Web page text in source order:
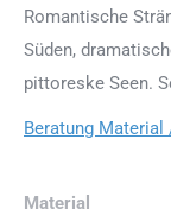
Romantische
Süden,
pittoreske Seen.
Beratung Material
Material